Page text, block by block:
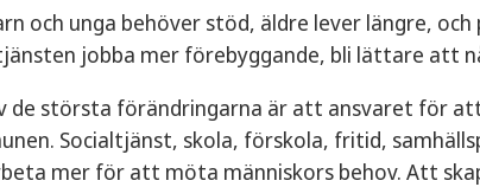
och unga behöver stöd, äldre lever längre,
jobba mer förebyggande, bli lättare att
de största förändringarna är att ansvaret för
Socialtjänst, skola, förskola, fritid,
mer för att möta människors behov. Att